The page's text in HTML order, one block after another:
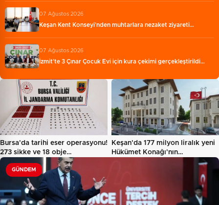
07 Ağustos 2026
Keşan Kent Konseyi'nden muhtarlara nezaket ziyareti…
07 Ağustos 2026
İzmit'te 3 Çınar Çocuk Evi için kura çekimi gerçekleştirildi…
Bursa'da tarihi eser operasyonu!
273 sikke ve 18 obje…
Keşan'da 177 milyon liralık yeni
Hükümet Konağı'nın…
GÜNDEM